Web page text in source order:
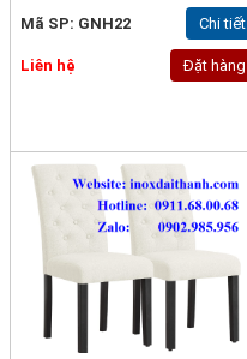
Mã SP: GNH22
Chi tiết
Liên hệ Đặt hàng